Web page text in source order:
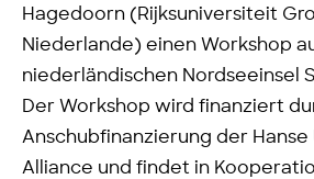
Hagedoorn (Rijksuniversiteit
Niederlande) einen Workshop
niederländischen Nordseeinsel
Der Workshop wird finanziert
Anschubfinanzierung der Hanse
Alliance und findet in